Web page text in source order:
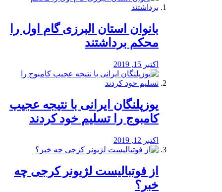
بانوان استان البرزی گام اول را
محكم برداشتند
اکتبر 15, 2019
یوزپلنگان ایرانی با نتیجه عجیب
کامبوج را تسلیم خود کردند
اکتبر 12, 2019
از فوتبالیست لژیونر کرجی چه
خبر؟